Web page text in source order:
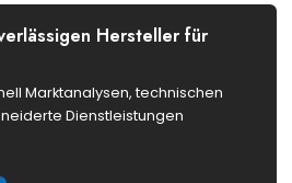
Hersteller für
Marktanalysen, technischen
Dienstleistungen